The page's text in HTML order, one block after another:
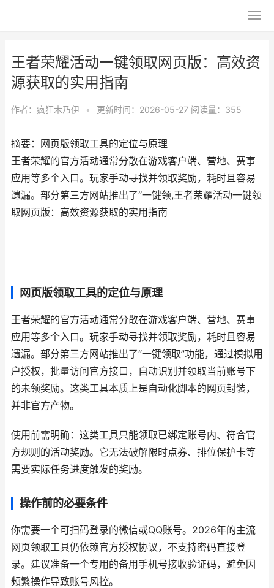
王者荣耀活动一键领取网页版：高效资
源获取的实用指南
作者： 疯狂木乃伊 • 更新时间：2026-05-27 阅读量：355
摘要：网页版领取工具的定位与原理
王者荣耀的官方活动通常分散在游戏客户端、营地、赛事
应用等多个入口。玩家手动寻找并领取奖励，耗时且容易
遗漏。部分第三方网站推出了“一键领,王者荣耀活动一键领
取网页版：高效资源获取的实用指南
网页版领取工具的定位与原理
王者荣耀的官方活动通常分散在游戏客户端、营地、赛事
应用等多个入口。玩家手动寻找并领取奖励，耗时且容易
遗漏。部分第三方网站推出了“一键领取”功能，通过模拟用
户授权，批量访问官方接口，自动识别并领取当前账号下
的未领奖励。这类工具本质上是自动化脚本的网页封装，
并非官方产物。
使用前需明确：这类工具只能领取已绑定账号内、符合官
方规则的活动奖励。它无法破解限时点券、排位保护卡等
需要实际任务进度触发的奖励。
操作前的必要条件
你需要一个可扫码登录的微信或QQ账号。2026年的主流
网页领取工具仍依赖官方授权协议，不支持密码直接登
录。建议准备一个专用的备用手机号接收验证码，避免因
频繁操作导致账号风控。